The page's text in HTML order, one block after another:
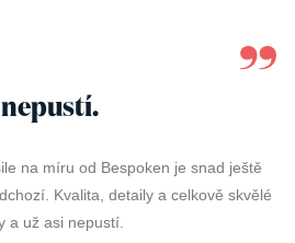
na míru od Bespoken je snad ještě
Kvalita, detaily a celkově skvělé
a už asi nepustí.